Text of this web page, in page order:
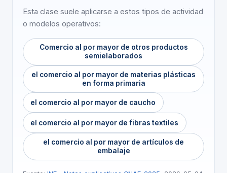
Esta clase suele aplicarse a estos tipos de actividad
o modelos operativos:
Comercio al por mayor de otros productos
semielaborados
el comercio al por mayor de materias plásticas
en forma primaria
el comercio al por mayor de caucho
el comercio al por mayor de fibras textiles
el comercio al por mayor de artículos de
embalaje